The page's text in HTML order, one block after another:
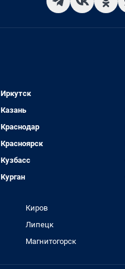
Иркутск
Казань
Краснодар
Красноярск
Кузбасс
Курган
Киров
Липецк
Магнитогорск